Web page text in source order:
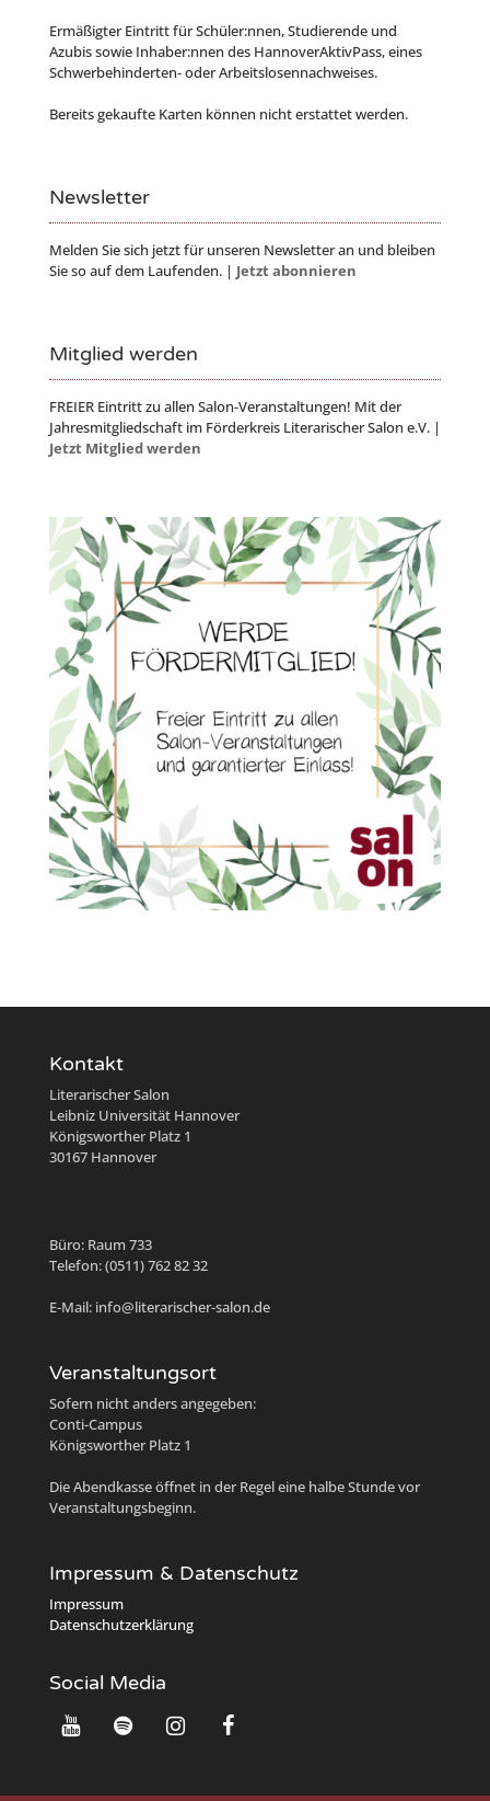
Ermäßigter Eintritt für Schüler:nnen, Studierende und
Azubis sowie Inhaber:nnen des HannoverAktivPass, eines
Schwerbehinderten- oder Arbeitslosennachweises.
Bereits gekaufte Karten können nicht erstattet werden.
Newsletter
Melden Sie sich jetzt für unseren Newsletter an und bleiben
Sie so auf dem Laufenden. | Jetzt abonnieren
Mitglied werden
FREIER Eintritt zu allen Salon-Veranstaltungen! Mit der
Jahresmitgliedschaft im Förderkreis Literarischer Salon e.V. |
Jetzt Mitglied werden
Kontakt
Literarischer Salon
Leibniz Universität Hannover
Königsworther Platz 1
30167 Hannover
Büro: Raum 733
Telefon: (0511) 762 82 32
E-Mail: info@literarischer-salon.de
Veranstaltungsort
Sofern nicht anders angegeben:
Conti-Campus
Königsworther Platz 1
Die Abendkasse öffnet in der Regel eine halbe Stunde vor
Veranstaltungsbeginn.
Impressum & Datenschutz
Impressum
Datenschutzerklärung
Social Media